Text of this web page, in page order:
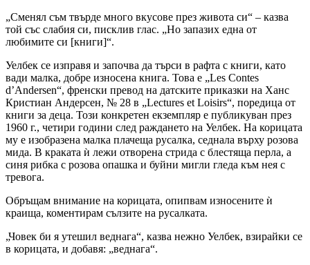
„Сменял съм твърде много вкусове през живота си“ – казва
той със слабия си, писклив глас. „Но запазих една от
любимите си [книги]“.
Уелбек се изправя и започва да търси в рафта с книги, като
вади малка, добре износена книга. Това е „Les Contes
d’Andersen“, френски превод на датските приказки на Ханс
Кристиан Андерсен, № 28 в „Lectures et Loisirs“, поредица от
книги за деца. Този конкретен екземпляр е публикуван през
1960 г., четири години след раждането на Уелбек. На корицата
му е изобразена малка плачеща русалка, седнала върху розова
мида. В краката ѝ лежи отворена стрида с блестяща перла, а
синя рибка с розова опашка и буйни мигли гледа към нея с
тревога.
Обръщам внимание на корицата, опипвам износените ѝ
краища, коментирам сълзите на русалката.
„Човек би я утешил веднага“, казва нежно Уелбек, взирайки се
в корицата, и добавя: „веднага“.